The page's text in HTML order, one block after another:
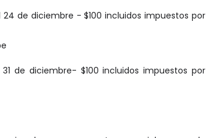
de diciembre - $100 incluidos impuestos por
de diciembre- $100 incluidos impuestos por